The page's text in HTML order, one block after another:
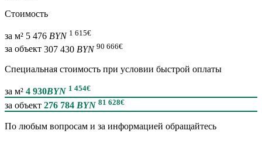
Стоимость
за м² 5 476 BYN 1 615€
за объект 307 430 BYN 90 666€
Специальная cтоимость при условии быстрой оплаты
за м² 4 930BYN 1 454€
за объект 276 784 BYN 81 628€
По любым вопросам и за информацией обращайтесь